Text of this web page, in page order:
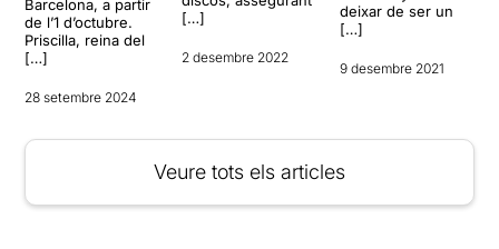
Barcelona, a partir
de l’1 d’octubre.
Priscilla, reina del
[…]
28 setembre 2024
[…]
2 desembre 2022
deixar de ser un
[…]
9 desembre 2021
Veure tots els articles